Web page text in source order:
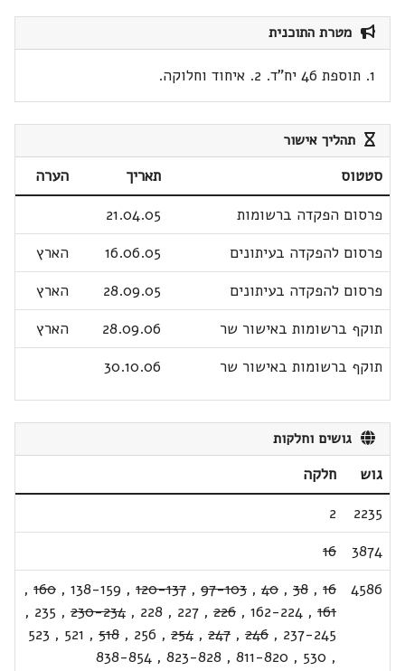
מטרת התוכנית
1. תוספת 46 יח"ד. 2. איחוד וחלוקה.
תהליך אישור
סטטוס תאריך
הערה
פרסום הפקדה ברשומות
21.04.05
פרסום להפקדה בעיתונים
16.06.05
הארץ
פרסום להפקדה בעיתונים
28.09.05
הארץ
תוקף ברשומות באישור שר
28.09.06
הארץ
תוקף ברשומות באישור שר
30.10.06
גושים וחלקות
גוש
חלקה
2235
2
3874
16
4586
16
,
38
,
40
,
97-103
,
120-137
,
138-159
,
160
,
161
,
162-224
,
226
,
227
,
228
,
230-234
,
235
,
237-245
,
246
,
247
,
254
,
256
,
518
,
521
,
523
,
530
,
811-820
,
823-828
,
838-854